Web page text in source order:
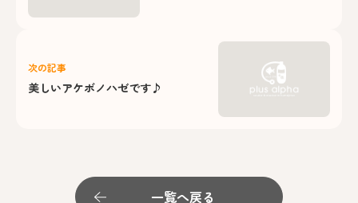
次の記事
美しいアケボノハゼです♪
一覧へ戻る